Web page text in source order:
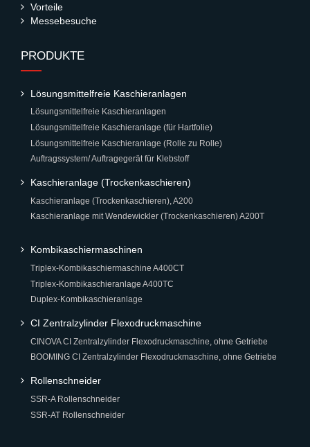
Vorteile
Messebesuche
PRODUKTE
Lösungsmittelfreie Kaschieranlagen
Lösungsmittelfreie Kaschieranlagen
Lösungsmittelfreie Kaschieranlage (für Hartfolie)
Lösungsmittelfreie Kaschieranlage (Rolle zu Rolle)
Auftragssystem/ Auftragegerät für Klebstoff
Kaschieranlage (Trockenkaschieren)
Kaschieranlage (Trockenkaschieren), A200
Kaschieranlage mit Wendewickler (Trockenkaschieren) A200T
Kombikaschiermaschinen
Triplex-Kombikaschiermaschine A400CT
Triplex-Kombikaschieranlage A400TC
Duplex-Kombikaschieranlage
CI Zentralzylinder Flexodruckmaschine
CINOVA CI Zentralzylinder Flexodruckmaschine, ohne Getriebe
BOOMING CI Zentralzylinder Flexodruckmaschine, ohne Getriebe
Rollenschneider
SSR-A Rollenschneider
SSR-AT Rollenschneider